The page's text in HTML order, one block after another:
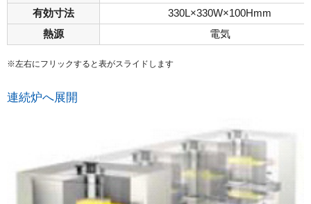
有効寸法
330L×330W×100Hmm
熱源
電気
※左右にフリックすると表がスライドします
連続炉へ展開